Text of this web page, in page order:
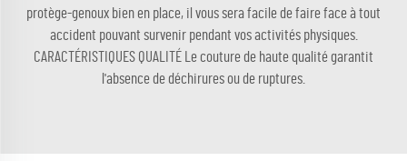
protège-genoux bien en place, il vous sera facile de faire face à tout
accident pouvant survenir pendant vos activités physiques.
CARACTÉRISTIQUES QUALITÉ Le couture de haute qualité garantit
l'absence de déchirures ou de ruptures.